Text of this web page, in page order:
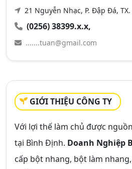
21 Nguyễn Nhạc, P. Đập Đá,
(0256) 38399.x.x,
.......tuan@gmail.com
GIỚI THIỆU CÔNG TY
Với lợi thế làm chủ được
tại Bình Định. Doanh Nghiệp
cấp bột nhang, bột làm